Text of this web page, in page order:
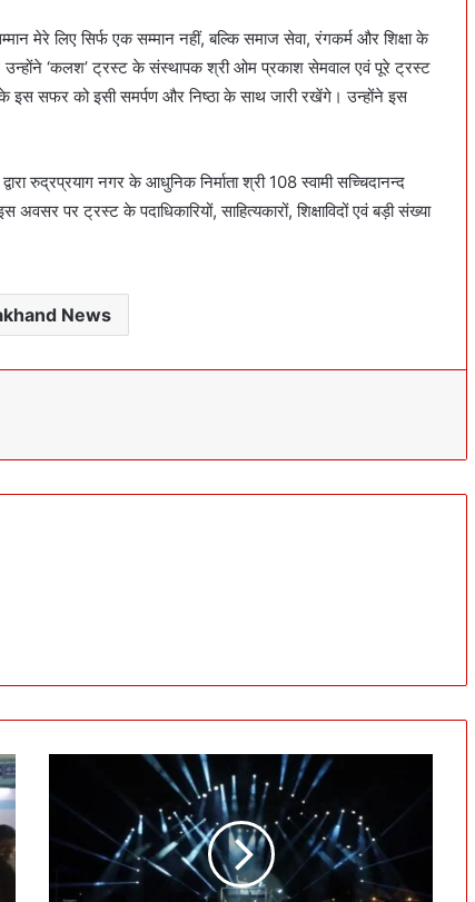
मेरे लिए सिर्फ एक सम्मान नहीं, बल्कि समाज सेवा, रंगकर्म और शिक्षा के
‘कलश’ ट्रस्ट के संस्थापक श्री ओम प्रकाश सेमवाल एवं पूरे ट्रस्ट
के इस सफर को इसी समर्पण और निष्ठा के साथ जारी रखेंगे। उन्होंने इस
रुद्रप्रयाग नगर के आधुनिक निर्माता श्री 108 स्वामी सच्चिदानन्द
अवसर पर ट्रस्ट के पदाधिकारियों, साहित्यकारों, शिक्षाविदों एवं बड़ी संख्या
News